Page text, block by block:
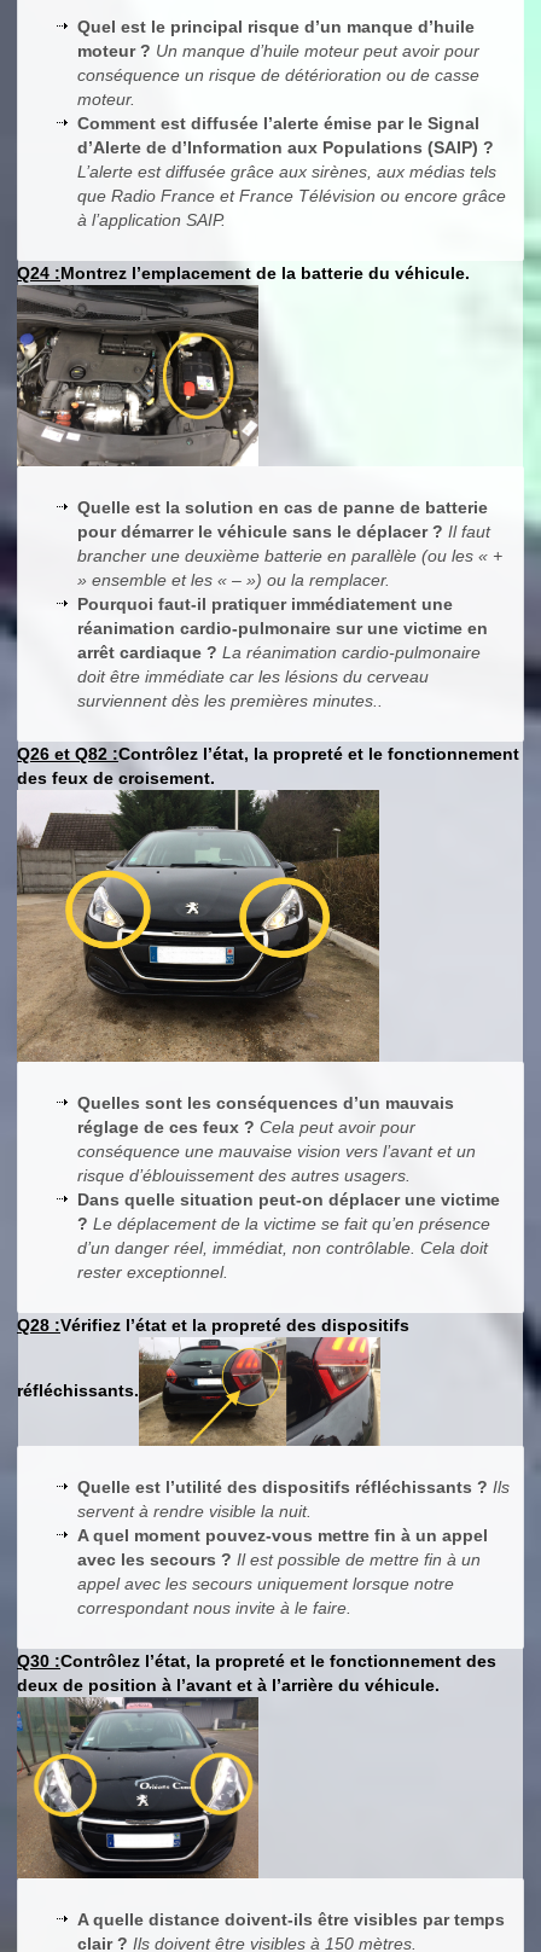
Quel est le principal risque d’un manque d’huile
moteur ? Un manque d’huile moteur peut avoir pour
conséquence un risque de détérioration ou de casse
moteur.
Comment est diffusée l’alerte émise par le Signal
d’Alerte de d’Information aux Populations (SAIP) ?
L’alerte est diffusée grâce aux sirènes, aux médias tels
que Radio France et France Télévision ou encore grâce
à l’application SAIP.
Q24 :Montrez l’emplacement de la batterie du véhicule.
Quelle est la solution en cas de panne de batterie
pour démarrer le véhicule sans le déplacer ? Il faut
brancher une deuxième batterie en parallèle (ou les « +
» ensemble et les « – ») ou la remplacer.
Pourquoi faut-il pratiquer immédiatement une
réanimation cardio-pulmonaire sur une victime en
arrêt cardiaque ? La réanimation cardio-pulmonaire
doit être immédiate car les lésions du cerveau
surviennent dès les premières minutes..
Q26 et Q82 :Contrôlez l’état, la propreté et le fonctionnement
des feux de croisement.
Quelles sont les conséquences d’un mauvais
réglage de ces feux ? Cela peut avoir pour
conséquence une mauvaise vision vers l’avant et un
risque d’éblouissement des autres usagers.
Dans quelle situation peut-on déplacer une victime
? Le déplacement de la victime se fait qu’en présence
d’un danger réel, immédiat, non contrôlable. Cela doit
rester exceptionnel.
Q28 :Vérifiez l’état et la propreté des dispositifs
réfléchissants.
Quelle est l’utilité des dispositifs réfléchissants ? Ils
servent à rendre visible la nuit.
A quel moment pouvez-vous mettre fin à un appel
avec les secours ? Il est possible de mettre fin à un
appel avec les secours uniquement lorsque notre
correspondant nous invite à le faire.
Q30 :Contrôlez l’état, la propreté et le fonctionnement des
deux de position à l’avant et à l’arrière du véhicule.
A quelle distance doivent-ils être visibles par temps
clair ? Ils doivent être visibles à 150 mètres.